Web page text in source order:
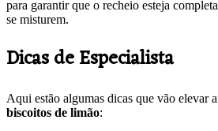
para garantir que o recheio esteja
se misturem.
Dicas de Especialista
Aqui estão algumas dicas que vão elevar
biscoitos de limão: